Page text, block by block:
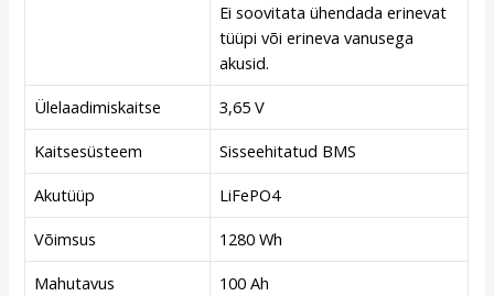
Ei soovitata ühendada erinevat
tüüpi või erineva vanusega
akusid.
Ülelaadimiskaitse
3,65 V
Kaitsesüsteem
Sisseehitatud BMS
Akutüüp
LiFePO4
Võimsus
1280 Wh
Mahutavus
100 Ah